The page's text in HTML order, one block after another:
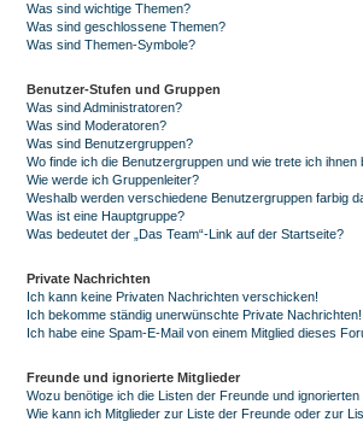
Was sind wichtige Themen?
Was sind geschlossene Themen?
Was sind Themen-Symbole?
Benutzer-Stufen und Gruppen
Was sind Administratoren?
Was sind Moderatoren?
Was sind Benutzergruppen?
Wo finde ich die Benutzergruppen und wie trete ich ihnen
Wie werde ich Gruppenleiter?
Weshalb werden verschiedene Benutzergruppen farbig
Was ist eine Hauptgruppe?
Was bedeutet der „Das Team“-Link auf der Startseite?
Private Nachrichten
Ich kann keine Privaten Nachrichten verschicken!
Ich bekomme ständig unerwünschte Private Nachrichten!
Ich habe eine Spam-E-Mail von einem Mitglied dieses
Freunde und ignorierte Mitglieder
Wozu benötige ich die Listen der Freunde und ignorierten
Wie kann ich Mitglieder zur Liste der Freunde oder zur